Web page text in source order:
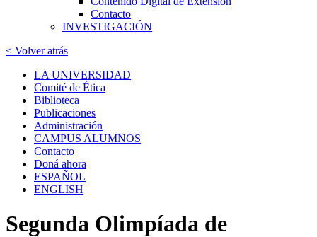
Contacto
INVESTIGACIÓN
< Volver atrás
LA UNIVERSIDAD
Comité de Ética
Biblioteca
Publicaciones
Administración
CAMPUS ALUMNOS
Contacto
Doná ahora
ESPAÑOL
ENGLISH
Segunda Olimpíada de